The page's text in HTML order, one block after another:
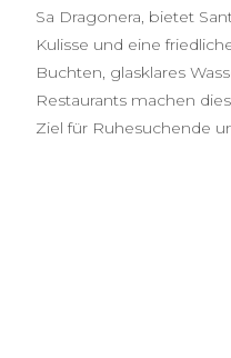
Sa Dragonera, bietet
Kulisse und eine
Buchten, glasklares
Restaurants machen
Ziel für Ruhesuchende